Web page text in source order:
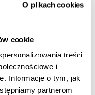
O plikach cookies
cookie
treści
i
Informacje o tym, jak
partnerom
smaku.
wystąpić skutki
, zaburzenia
wątroby oraz